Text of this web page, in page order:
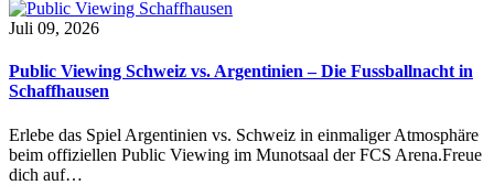
Juli 09, 2026
Public Viewing Schweiz vs. Argentinien – Die Fussballnacht in
Schaffhausen
Erlebe das Spiel Argentinien vs. Schweiz in einmaliger Atmosphäre
beim offiziellen Public Viewing im Munotsaal der FCS Arena.Freue
dich auf…